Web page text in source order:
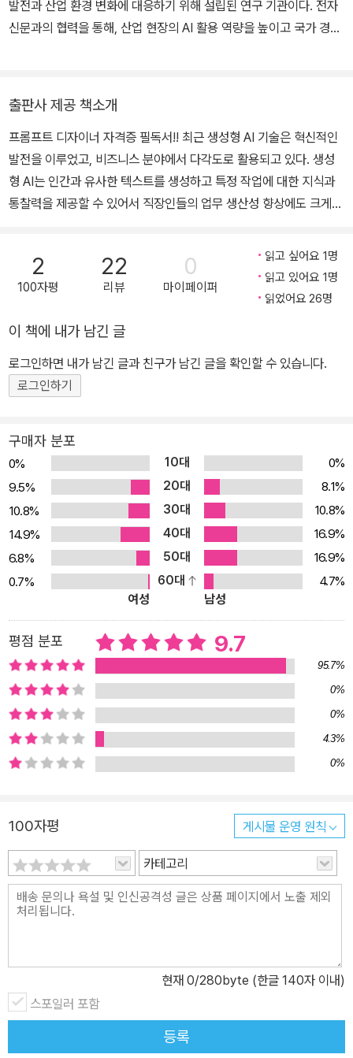
발전과 산업 환경 변화에 대응하기 위해 설립된 연구 기관이다. 전자
신문과의 협력을 통해, 산업 현장의 AI 활용 역량을 높이고 국가 경쟁
창업 지도사(AISI), AI 학습지도사(AILI), AI 프롬프트 디자이너(AIP
D), 미디어 콘텐츠 프롬프트 디자이너(MC AIPD) 등의 자격 과정 콘
텐츠를 제공하며, 자영업자, 재직자, 스타트업들의 AI 활용 역량 개발
에 박차를 가하고 있다. 이와 관련되는 교재 발간과 전문 강사 양성에
도 힘쓰고 있다. 대학, 기업 및 공공기관과 함께 교육을 진행하고, 프
다. AI 시대에 생성형 AI의 확산과 활용을 선도하며, AX(AI 전환) 시
대에 필요한 인재 양성과 지속 가능한 성장에 앞장설 것이다.
출판사 제공 책소개
프롬프트 디자이너 자격증 필독서!! 최근 생성형 AI 기술은 혁신적인
발전을 이루었고, 비즈니스 분야에서 다각도로 활용되고 있다. 생성
형 AI는 인간과 유사한 텍스트를 생성하고 특정 작업에 대한 지식과
통찰력을 제공할 수 있어서 직장인들의 업무 생산성 향상에도 크게
지원 도구로 사용되어 보다 더 효율적으로 작업을 수행하고, 의사결
정에 필요한 정보를 빠르게 얻을 수 있도록 도와준다. 아울러 보고서
생성 등과 같은 반복 작업을 자동화하여 이러한 작업에 드는 시간과
스 성과 향상으로 경쟁력을 높이게 한다. 또한 생성형 AI는 새로운 비
즈니스 아이디어나 제품 개발에 대한 통찰력을 제공하여 창의성과 혁
신에도 큰 도움을 줄 수 있다. 그러나 많은 사람이 생성형 AI의 잠재력
을 충분히 이해하지 못하고 있어 이를 잘 활용하는 사람과 그렇지 못
어기술인협회와 전자신문은 관련 전문가들과 함께 생성형AI연구회
(이하 ‘연구회’)를 결성하고 그 중요성을 알림과 동시에 이를 쉽고 빠
르게 학습하도록 하는 교재를 발간하게 되었다. 이 책은 생성형 AI의
다양한 유형과 사용법을 자세히 설명하고, 효율적인 대화를 위한 프
롬프트 작성 방법을 알려준다. 독자들은 이를 통해 생성형 AI와의 상
호작용에서 좋은 결과를 얻고 다양한 비즈니스 영역에서 생성형 AI를
활용하여 업무 생산성을 향상할 방법을 이해하게 된다. 이 책은 프로
세스 자동화, 창의성과 혁신 강화, 효과적인 데이터 분석, 마케팅 및
영업, 인적자원관리, 운영 및 물류, 재무 및 회계 등에 관한 생성형 AI
의 활용 사례와 실용적인 프롬프트를 소개한다. 또한 생성형 AI가 생
성하는 프로그래밍에 대한 이해와 실습 자료도 제공한다. 직장인들은
여기에서 소개한 프롬프트 디자인을 학습함으로써 생성형 AI를 업무
에 효율적으로 적용할 수 있다. 취업준비생은 산업 현장에서의 활용
방법을 미리 학습하여 취업에 도움을 받을 수 있다. 연구회는 생성형
AI의 활용을 통한 우리나라 생산성 향상을 위한 다각적인 활동을 전
개하고 있다. 그 일환으로 이 책의 콘텐츠를 실무적으로 활용할 지식
심의 2급과 실습 중심의 1급으로 시행되는 예정인 이 자격증에 대해
서는 별도로 안내할 것이다. 마지막으로 짧은 기간임에도 옥고를 작
성해주신 연구회 모든 저자 분들의 노고에 감사드리며, 광문각 박정
태 회장님을 비롯한 임직원분들께도 감사의 말씀을 드린다. 이 책은
생성형 AI의 이해와 활용 방법부터 효율적인 대화법, 다양한 비즈니
바지할 것이라 자평한다. 그런데도 생성형 AI는 기술의 진화와 함께
계속 발전하는 도구이므로 이 책도 그와 속도를 같이하여 업데이트되
어야 할 것이다. 이를 위해 연구회는 오픈 플랫폼을 통해 독자들이 참
여하여 고견을 제시할 수 있는 장을 마련하고 보다 좋은 콘텐츠를 개
2
100자평
22
리뷰
0
마이페이퍼
읽고 싶어요 1명
읽고 있어요 1명
읽었어요 26명
이 책에 내가 남긴 글
로그인하면 내가 남긴 글과 친구가 남긴 글을 확인할 수 있습니다.
로그인하기
구매자 분포
0% 10대
0%
9.5%
20대
8.1%
10.8%
30대
10.8%
14.9%
40대
16.9%
6.8%
50대
16.9%
0.7%
60대
4.7%
여성
남성
평점 분포 9.7
95.7%
0%
0%
4.3%
0%
100자평 게시물 운영 원칙
카테고리
현재 0/280byte (한글 140자 이내)
스포일러 포함
등록